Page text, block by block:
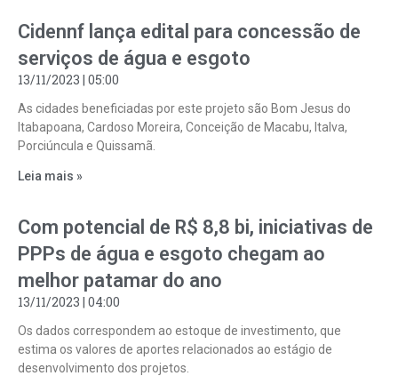
Cidennf lança edital para concessão de
serviços de água e esgoto
13/11/2023 05:00
As cidades beneficiadas por este projeto são Bom Jesus do
Itabapoana, Cardoso Moreira, Conceição de Macabu, Italva,
Porciúncula e Quissamã.
Leia mais »
Com potencial de R$ 8,8 bi, iniciativas de
PPPs de água e esgoto chegam ao
melhor patamar do ano
13/11/2023 04:00
Os dados correspondem ao estoque de investimento, que
estima os valores de aportes relacionados ao estágio de
desenvolvimento dos projetos.